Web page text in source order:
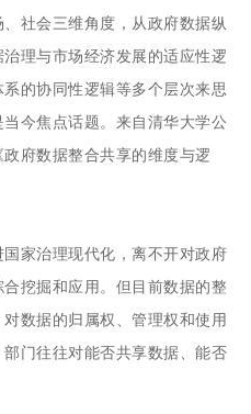
社会三维角度，从政府数据纵
理与市场经济发展的适应性逻
的协同性逻辑等多个层次来思
今焦点话题。来自清华大学公
府数据整合共享的维度与逻
家治理现代化，离不开对政府
挖掘和应用。但目前数据的整
数据的归属权、管理权和使用
门往往对能否共享数据、能否